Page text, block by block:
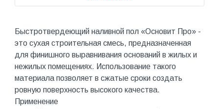
Быстротвердеющий наливной пол «Основит Про» -
это сухая строительная смесь, предназначенная
для финишного выравнивания оснований в жилых и
нежилых помещениях. Использование такого
материала позволяет в сжатые сроки создать
ровную поверхность высокого качества.
Применение